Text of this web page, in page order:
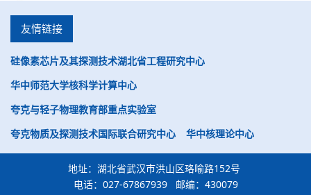
友情链接
硅像素芯片及其探测技术湖北省工程研究中心
华中师范大学核科学计算中心
夸克与轻子物理教育部重点实验室
夸克物质及探测技术国际联合研究中心
华中核理论中心
地址：湖北省武汉市洪山区珞喻路152号
电话：027-67867939 邮编：430079